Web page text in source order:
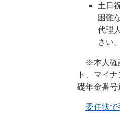
土日
困難
代理
さい。
※本人確
ト、マイ
礎年金番号
委任状で